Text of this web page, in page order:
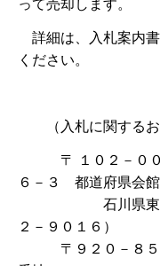
って売却します。
詳細は、入札案内
ください。
（入札に関するお
〒 １０２－００
６－３ 都道府県会
石川県東京事
２－９０１６）
〒９２０－８５８